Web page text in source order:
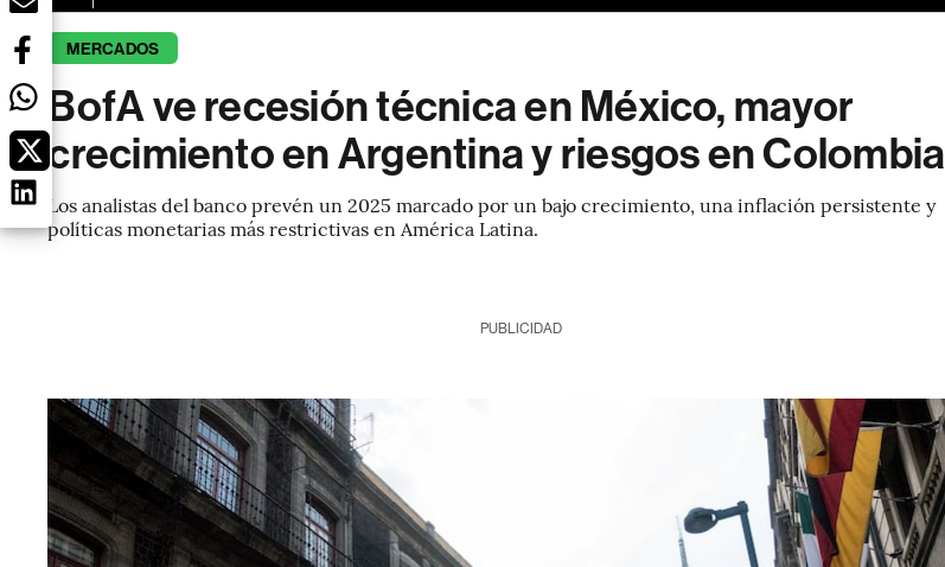
MERCADOS
BofA ve recesión técnica en México, mayor
crecimiento en Argentina y riesgos en Colombia
Los analistas del banco prevén un 2025 marcado por un bajo crecimiento, una inflación persistente y
políticas monetarias más restrictivas en América Latina.
PUBLICIDAD